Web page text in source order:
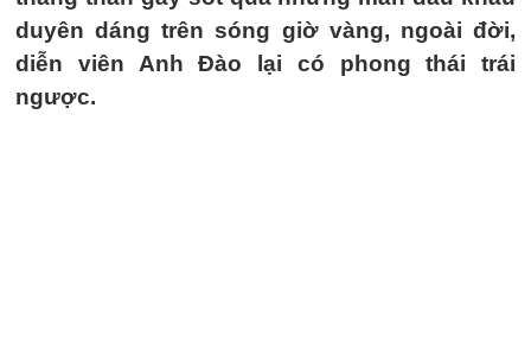
duyên dáng trên sóng giờ vàng, ngoài đời,
diễn viên Anh Đào lại có phong thái trái
ngược.